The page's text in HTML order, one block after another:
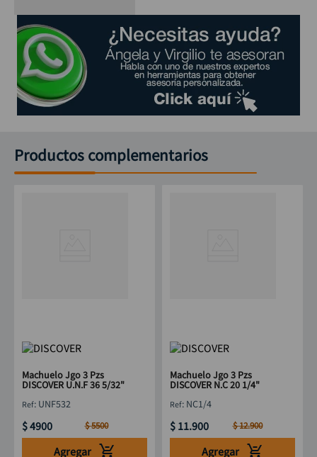
Productos complementarios
Machuelo Jgo 3 Pzs
DISCOVER U.N.F 36 5/32"
: UNF532
$4900 $5500
Agregar
Machuelo Jgo 3 Pzs
DISCOVER N.C 20 1/4"
: NC1/4
$ 11.900 $12.900
Agregar